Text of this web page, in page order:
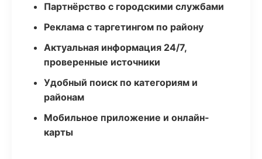
Партнёрство с городскими службами
Реклама с таргетингом по району
Актуальная информация 24/7,
проверенные источники
Удобный поиск по категориям и
районам
Мобильное приложение и онлайн-
карты